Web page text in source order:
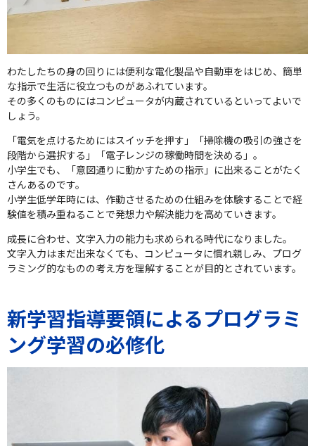
わたしたちの身の回りには便利な電化製品や自動車をはじめ、簡単
な指示で生活に役立つものがあふれています。
その多くのものにはコンピュータが内蔵されているといってよいで
しょう。
「電気を点けるためにはスイッチを押す」「掃除機の吸引の強さを
段階から選択する」「電子レンジの稼働時間を決める」。
小学生でも、「意図通りに動かすための指示」に出来ることがたく
さんあるのです。
小学生低学年時には、作動させるための仕組みを体験することで経
験値を積み重ねることで発想力や解決能力を高めていきます。
成長に合わせ、文字入力の能力も求められる時代になりました。
文字入力はまだ出来なくても、コンピュータに慣れ親しみ、プログ
ラミング的なものの考え方を理解することが目的とされています。
新学習指導要領によるプログラミ
ング学習の必修化